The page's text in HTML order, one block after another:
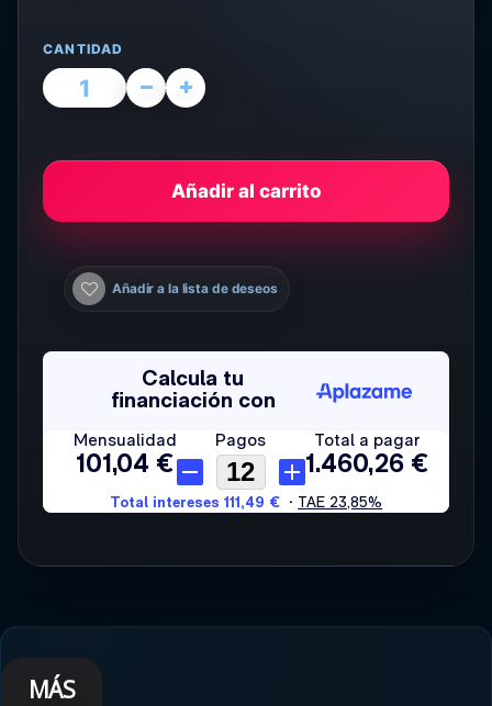
CANTIDAD
Añadir al carrito
Añadir a la lista de deseos
MÁS